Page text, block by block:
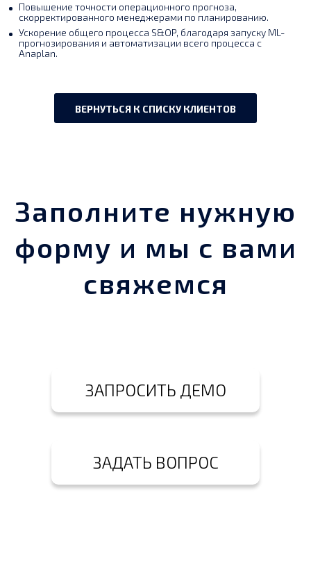
Повышение точности операционного прогноза,
скорректированного менеджерами по планированию.
Ускорение общего процесса S&OP, благодаря запуску ML-
прогнозирования и автоматизации всего процесса с
Anaplan.
ВЕРНУТЬСЯ К СПИСКУ КЛИЕНТОВ
Заполните нужную
форму и мы с вами
свяжемся
ЗАПРОСИТЬ ДЕМО
ЗАДАТЬ ВОПРОС